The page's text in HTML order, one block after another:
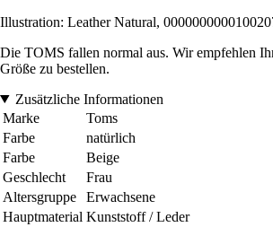
Illustration: Leather Natural,
Die TOMS fallen normal aus. Wir empfehlen
Größe zu bestellen.
Zusätzliche Informationen
Marke
Toms
Farbe
natürlich
Farbe
Beige
Geschlecht
Frau
Altersgruppe
Erwachsene
Hauptmaterial Kunststoff / Leder